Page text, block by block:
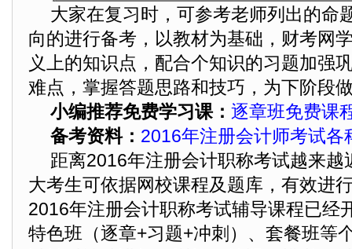
大家在复习时，可参考老师列出的命
向的进行备考，以教材为基础，财考网
义上的知识点，配合个知识的习题加强
难点，掌握答题思路和技巧，为下阶段
小编推荐免费学习课： 逐章班免费课
备考资料： 2016年注册会计师考试各
距离2016年注册会计职称考试越来越
大考生可依据网校课程及题库，有效进
2016年注册会计职称考试辅导课程已经
特色班（逐章+习题+冲刺）、套餐班等